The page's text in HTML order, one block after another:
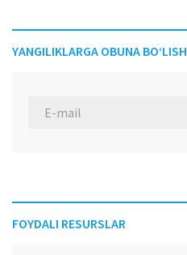
YANGILIKLARGA OBUNA BO‘LISH
FOYDALI RESURSLAR